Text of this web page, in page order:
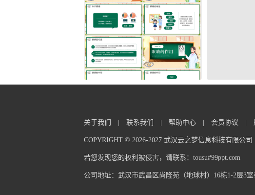
关于我们 联系我们 帮助中心 会员协议
COPYRIGHT © 2026-2027 武汉云之梦信息科技有限公司
若您发现您的权利被侵害，请联系：tousu#99ppt.com
公司地址：武汉市武昌区尚隆苑（地球村）16栋1-2层3